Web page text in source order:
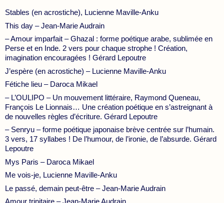
Stables (en acrostiche), Lucienne Maville-Anku
This day – Jean-Marie Audrain
– Amour imparfait – Ghazal : forme poétique arabe, sublimée en
Perse et en Inde. 2 vers pour chaque strophe ! Création,
imagination encouragées ! Gérard Lepoutre
J’espère (en acrostiche) – Lucienne Maville-Anku
Fétiche lieu – Daroca Mikael
– L’OULIPO – Un mouvement littéraire, Raymond Queneau,
François Le Lionnais… Une création poétique en s’astreignant à
de nouvelles règles d’écriture. Gérard Lepoutre
– Senryu – forme poétique japonaise brève centrée sur l’humain.
3 vers, 17 syllabes ! De l’humour, de l’ironie, de l’absurde. Gérard
Lepoutre
Mys Paris – Daroca Mikael
Me vois-je, Lucienne Maville-Anku
Le passé, demain peut-être – Jean-Marie Audrain
Amour trinitaire – Jean-Marie Audrain